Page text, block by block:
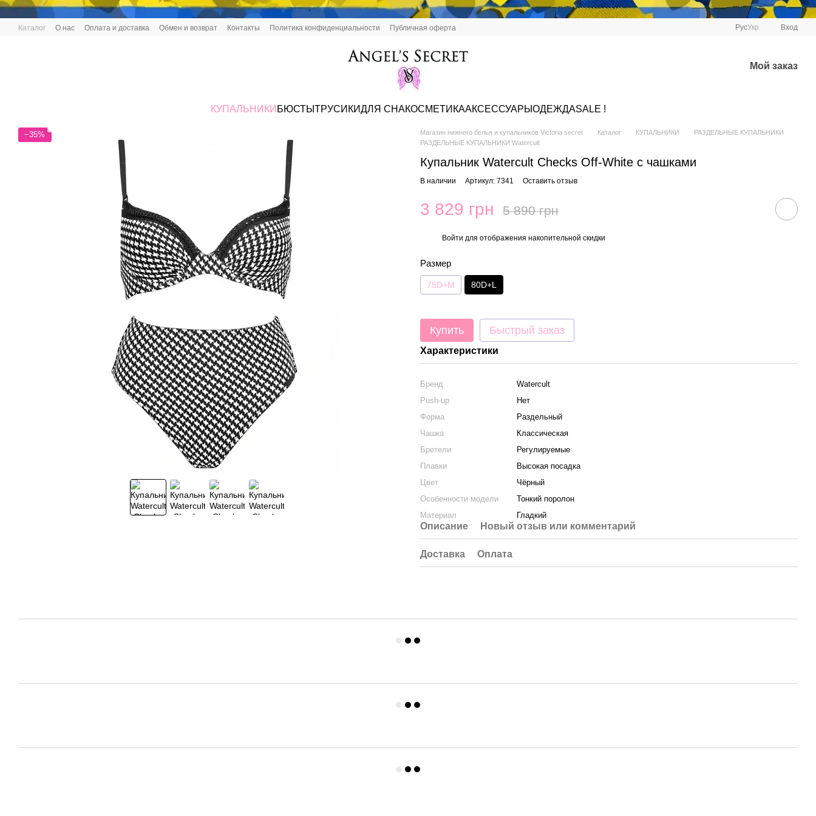
Перейти к основному контенту
Каталог О нас Оплата и доставка Обмен и возврат Контакты Политика конфиденциальности Публичная оферта РусУкр Вход
Мой заказ
КУПАЛЬНИКИ БЮСТЫ ТРУСИКИДЛЯ СНАКОСМЕТИКААКСЕССУАРЫ ОДЕЖДАSALE !
−35% Магазин нижнего белья и купальников Victoria secret Каталог КУПАЛЬНИКИ
РАЗДЕЛЬНЫЕ КУПАЛЬНИКИ
РАЗДЕЛЬНЫЕ КУПАЛЬНИКИ Watercult
Купальник Watercult Checks Off-White с чашками
В наличии Артикул: 7341 Оставить отзыв
3 829 грн 5 890 грн
Войти для отображения накопительной скидки
Размер
75D+M 80D+L
Купить Быстрый заказ
Характеристики
Бренд
Watercult
Push-up
Нет
Форма
Раздельный
Чашка
Классическая
Бретели
Регулируемые
Плавки
Высокая посадка
Цвет
Чёрный
Особенности модели
Тонкий поролон
Материал
Гладкий
Описание Новый отзыв или комментарий
Доставка Оплата